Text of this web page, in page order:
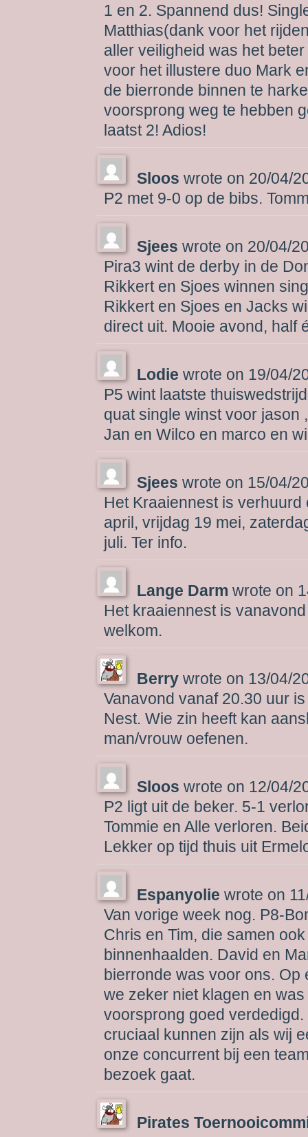
1 en 2. Spannend dus!
Matthias(dank voor het
aller veiligheid was het
voor het illustere duo Mark
de bierronde binnen te
voorsprong weg te hebben
laatst 2! Adios!
Slooswrote on 20/04/
P2 met 9-0 op de bibs.
Sjeeswrote on 20/04/
Pira3 wint de derby in de
Rikkert en Sjoes winnen
Rikkert en Sjoes en Jacks
direct uit. Mooie avond, half
Lodiewrote on 19/04/
P5 wint laatste
quat single winst voor jason
Jan en Wilco en marco en
Sjeeswrote on 15/04/
Het Kraaiennest is
april, vrijdag 19 mei,
juli. Ter info.
Lange Darmwrote on
Het kraaiennest is
welkom.
Berrywrote on 13/04/
Vanavond vanaf 20.30 uur
Nest. Wie zin heeft kan
man/vrouw oefenen.
Slooswrote on 12/04/
P2 ligt uit de beker. 5-1
Tommie en Alle verloren.
Lekker op tijd thuis uit
Espanyoliewrote on
Van vorige week nog. P8-
Chris en Tim, die samen
binnenhaalden. David en
bierronde was voor ons. Op
we zeker niet klagen en
voorsprong goed
cruciaal kunnen zijn als wij
onze concurrent bij een
bezoek gaat.
Pirates